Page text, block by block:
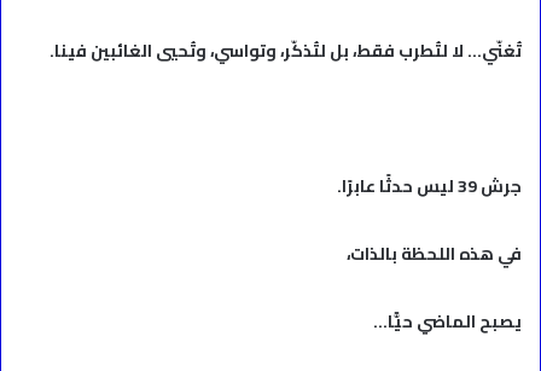
تُغنّي… لا لتُطرب فقط، بل لتُذكّر، وتواسي، وتُحيي الغائبين فينا.
جرش 39 ليس حدثًا عابرًا.
في هذه اللحظة بالذات،
يصبح الماضي حيًّا…